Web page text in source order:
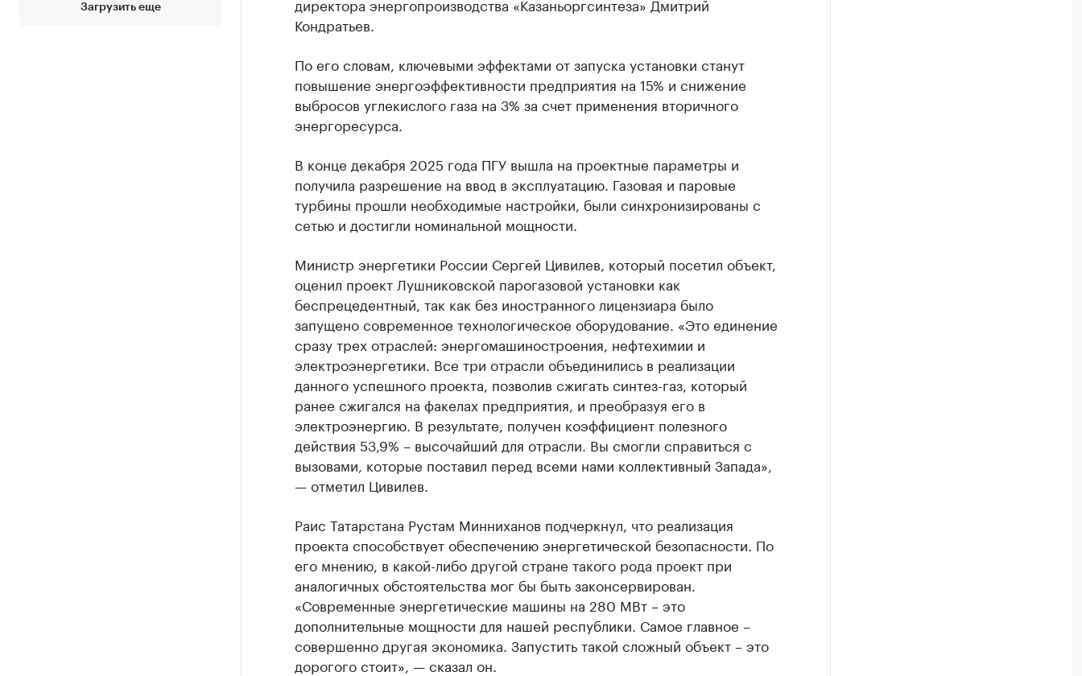
Загрузить еще
Кондратьев.
По его словам, ключевыми эффектами от запуска установки станут
повышение энергоэффективности предприятия на 15% и снижение
выбросов углекислого газа на 3% за счет применения вторичного
энергоресурса.
В конце декабря 2025 года ПГУ вышла на проектные параметры и
получила разрешение на ввод в эксплуатацию. Газовая и паровые
турбины прошли необходимые настройки, были синхронизированы с
сетью и достигли номинальной мощности.
Министр энергетики России Сергей Цивилев, который посетил объект,
оценил проект Лушниковской парогазовой установки как
беспрецедентный, так как без иностранного лицензиара было
запущено современное технологическое оборудование. «Это единение
сразу трех отраслей: энергомашиностроения, нефтехимии и
электроэнергетики. Все три отрасли объединились в реализации
данного успешного проекта, позволив сжигать синтез-газ, который
ранее сжигался на факелах предприятия, и преобразуя его в
электроэнергию. В результате, получен коэффициент полезного
действия 53,9% – высочайший для отрасли. Вы смогли справиться с
вызовами, которые поставил перед всеми нами коллективный Запада»,
— отметил Цивилев.
Раис Татарстана Рустам Минниханов подчеркнул, что реализация
проекта способствует обеспечению энергетической безопасности. По
его мнению, в какой-либо другой стране такого рода проект при
аналогичных обстоятельства мог бы быть законсервирован.
«Современные энергетические машины на 280 МВт – это
дополнительные мощности для нашей республики. Самое главное –
совершенно другая экономика. Запустить такой сложный объект – это
дорогого стоит», — сказал он.